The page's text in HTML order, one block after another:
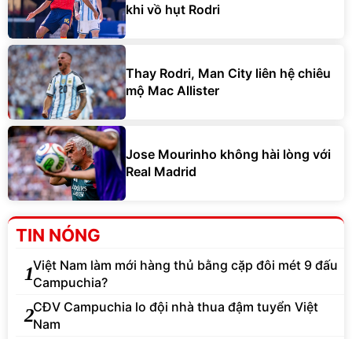
khi vồ hụt Rodri
Thay Rodri, Man City liên hệ chiêu
mộ Mac Allister
Jose Mourinho không hài lòng với
Real Madrid
TIN NÓNG
1Việt Nam làm mới hàng thủ bằng cặp đôi mét 9 đấu
Campuchia?
2CĐV Campuchia lo đội nhà thua đậm tuyển Việt
Nam